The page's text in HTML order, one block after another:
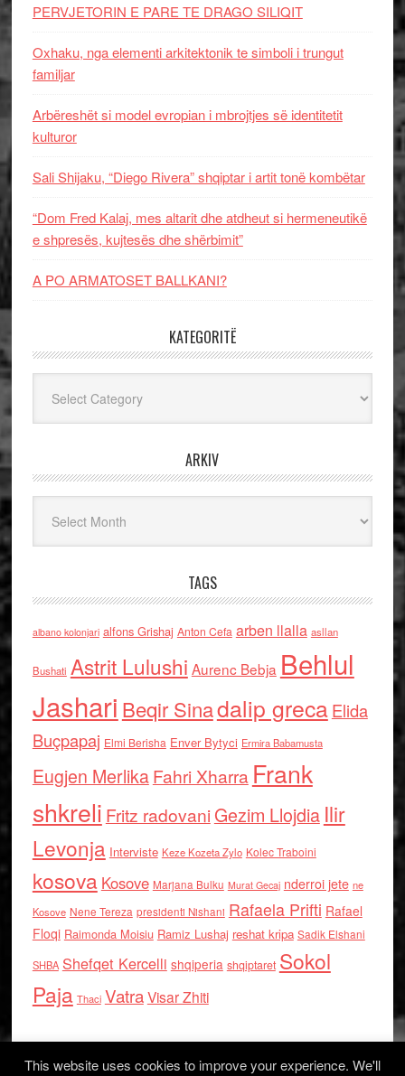
PERVJETORIN E PARE TE DRAGO SILIQIT
Oxhaku, nga elementi arkitektonik te simboli i trungut
familjar
Arbëreshët si model evropian i mbrojtjes së identitetit
kulturor
Sali Shijaku, “Diego Rivera” shqiptar i artit tonë kombëtar
“Dom Fred Kalaj, mes altarit dhe atdheut si hermeneutikë
e shpresës, kujtesës dhe shërbimit”
A PO ARMATOSET BALLKANI?
KATEGORITË
ARKIV
TAGS
albano kolonjari alfons Grishaj Anton Cefa arben llalla asllan
Bushati Astrit Lulushi Aurenc Bebja Behlul
Jashari Beqir Sinadalip grecaElida
Buçpapaj Elmi Berisha Enver Bytyci Ermira Babamusta
Eugjen MerlikaFahri Xharra Frank
shkreli Fritz radovaniGezim Llojdia Ilir
Levonja Interviste Keze Kozeta Zylo Kolec Traboini
kosova Kosove Marjana Bulku Murat Gecaj nderroi jete ne
Kosove Nene Tereza presidenti Nishani Rafaela Prifti Rafael
Floqi Raimonda Moisiu Ramiz Lushaj reshat kripa Sadik Elshani
SHBA Shefqet Kercelli shqiperia shqiptaret Sokol
Paja Thaci VatraVisar Zhiti
This website uses cookies to improve your experience. We'll